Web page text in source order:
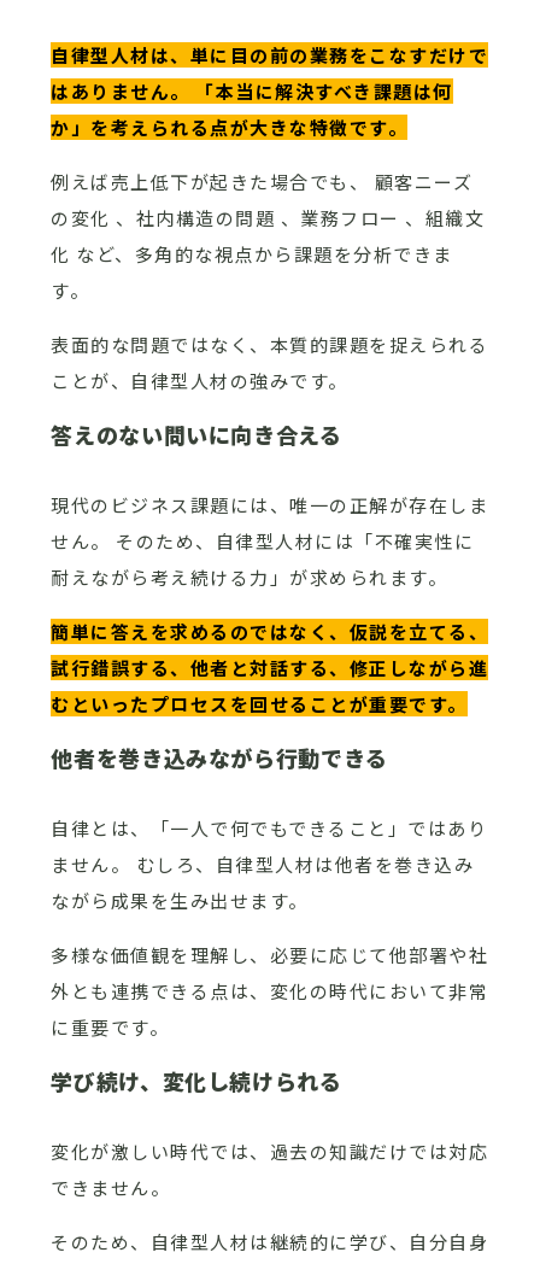
自律型人材は、単に目の前の業務をこなすだけで
はありません。 「本当に解決すべき課題は何
か」を考えられる点が大きな特徴です。
例えば売上低下が起きた場合でも、 顧客ニーズ
の変化 、社内構造の問題 、業務フロー 、組織文
化 など、多角的な視点から課題を分析できま
す。
表面的な問題ではなく、本質的課題を捉えられる
ことが、自律型人材の強みです。
答えのない問いに向き合える
現代のビジネス課題には、唯一の正解が存在しま
せん。 そのため、自律型人材には「不確実性に
耐えながら考え続ける力」が求められます。
簡単に答えを求めるのではなく、仮説を立てる、
試行錯誤する、他者と対話する、修正しながら進
むといったプロセスを回せることが重要です。
他者を巻き込みながら行動できる
自律とは、「一人で何でもできること」ではあり
ません。 むしろ、自律型人材は他者を巻き込み
ながら成果を生み出せます。
多様な価値観を理解し、必要に応じて他部署や社
外とも連携できる点は、変化の時代において非常
に重要です。
学び続け、変化し続けられる
変化が激しい時代では、過去の知識だけでは対応
できません。
そのため、自律型人材は継続的に学び、自分自身